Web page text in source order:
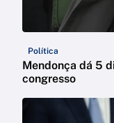
Política
Mendonça dá 5
congresso